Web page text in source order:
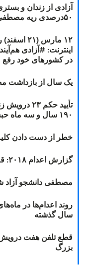
آزادی از زندان و
۵۰درصدی ریه مصطفی دانشجو
۱۲ مارس
در کشورهای خود
یک سال از بازداشت
تأیید حکم
۱۹۰ سال و سه ماه حبس برای ۲۳ درویش گنابادی قطعی شد
خطر از دست دادن
گزارش اعدام ۲۰۱۸: قصاص و بخشش
مصطفی دانشجو آزاد
سال گذشته
قطع تلفن هفت
بزرگ